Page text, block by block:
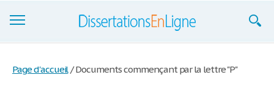
Page d'accueil /Documents commençant par la lettre "P"